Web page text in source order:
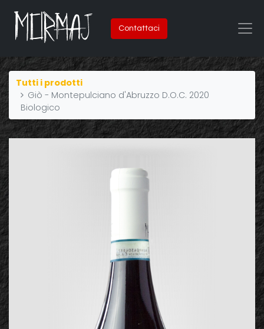
Contattaci
Tutti i prodotti
Giò - Montepulciano d'Abruzzo D.O.C. 2020
Biologico